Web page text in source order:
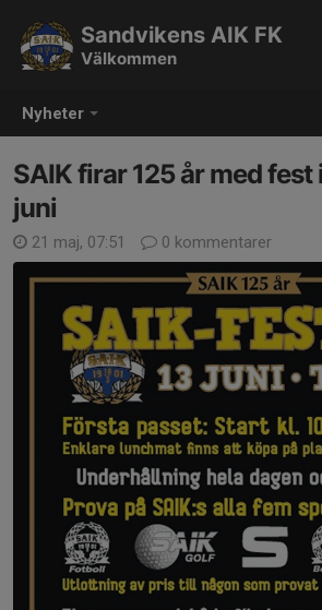
Nyheter
Sandvikens AIK FK
Välkommen
SAIK firar 125 år med fest
juni
21 maj, 07:51 0 kommentarer